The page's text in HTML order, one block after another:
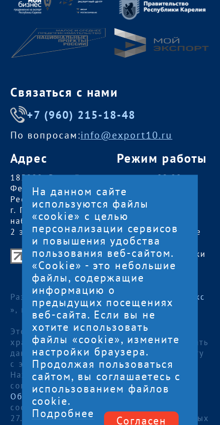
Связаться с нами
+7 (960) 215-18-48
По вопросам:info@export10.ru
Адрес
185000, Российская
Федерация,
Республика Карелия
г. Петрозаводск,
наб. Гюллинга, 11 /
2 этаж, офис 2
Режим работы
пн — чт:09:00 —
18:00
пт:09:00 — 17:00
обед с 13:00 до
14:00
сб, вс— выходные
Центр поддержки экспорта Республики
Карелия
© 2012—2024
Разработка и поддержка сайта — «
Артлекс
», г. Петрозаводск
Этот сайт использует файлы cookies для
хранения данных. Продолжая использовать
данный сайт, Вы даете согласие на работу
с этими файлами.
Нажимая кнопку «Отправить», я даю
согласие на
Обработку персональных данных
соответствии с Федеральным законом от
27.07.2006 года №152-ФЗ «О персональных
На данном сайте
используются файлы
«cookie» с целью
персонализации сервисов
и повышения удобства
пользования веб-сайтом.
«Cookie» - это небольшие
файлы, содержащие
информацию о
предыдущих посещениях
веб-сайта. Если вы не
хотите использовать
файлы «cookie», измените
настройки браузера.
Продолжая пользоваться
сайтом, вы соглашаетесь с
использованием файлов
cookie.
Подробнее
Согласен